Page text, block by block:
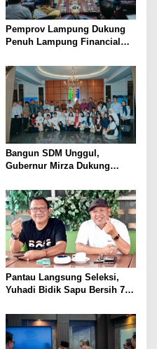
Pemprov Lampung Dukung
Penuh Lampung Financial
Keuangan Generasi Muda
Bangun SDM Unggul,
Gubernur Mirza Dukung
bagi Generasi Muda
Lampung
Pantau Langsung Seleksi,
Yuhadi Bidik Sapu Bersih 7
Porwanas 2027